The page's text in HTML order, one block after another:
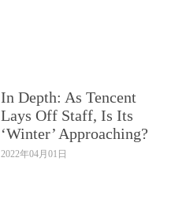
In Depth: As Tencent
Lays Off Staff, Is Its
‘Winter’ Approaching?
2022年04月01日